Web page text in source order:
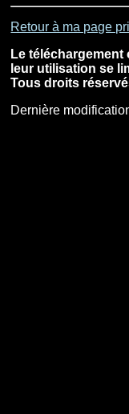
Retour à ma page
Le
leur utilisation se
Tous droits
Dernière